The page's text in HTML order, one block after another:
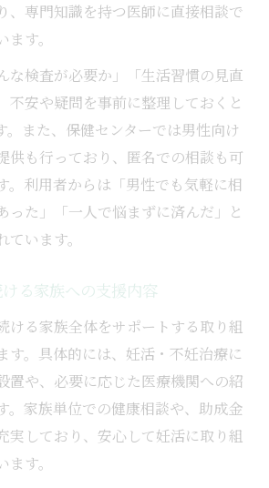
、専門知識を持つ医師に直接相談で
す。
な検査が必要か」「生活習慣の見直
不安や疑問を事前に整理しておくと
。また、保健センターでは男性向け
供も行っており、匿名での相談も可
。利用者からは「男性でも気軽に相
った」「一人で悩まずに済んだ」と
います。
る家族への支援内容
ける家族全体をサポートする取り組
す。具体的には、妊活・不妊治療に
置や、必要に応じた医療機関への紹
。家族単位での健康相談や、助成金
実しており、安心して妊活に取り組
す。